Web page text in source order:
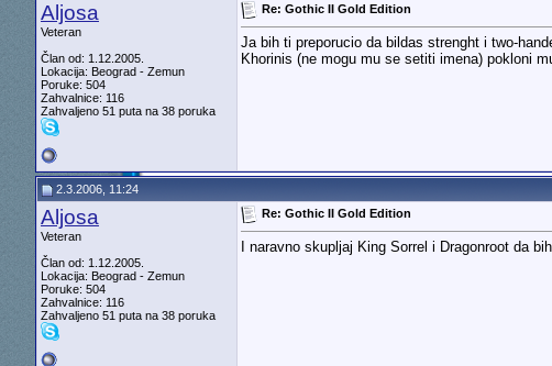
Aljosa
Veteran
Član od: 1.12.2005.
Lokacija: Beograd - Zemun
Poruke: 504
Zahvalnice: 116
Zahvaljeno 51 puta na 38 poruka
Re: Gothic II Gold Edition
Ja bih ti preporucio da bildas strenght i two-
Khorinis (ne mogu mu se setiti imena) pokloni
2.3.2006, 11:24
Aljosa
Veteran
Član od: 1.12.2005.
Lokacija: Beograd - Zemun
Poruke: 504
Zahvalnice: 116
Zahvaljeno 51 puta na 38 poruka
Re: Gothic II Gold Edition
I naravno skupljaj King Sorrel i Dragonroot da